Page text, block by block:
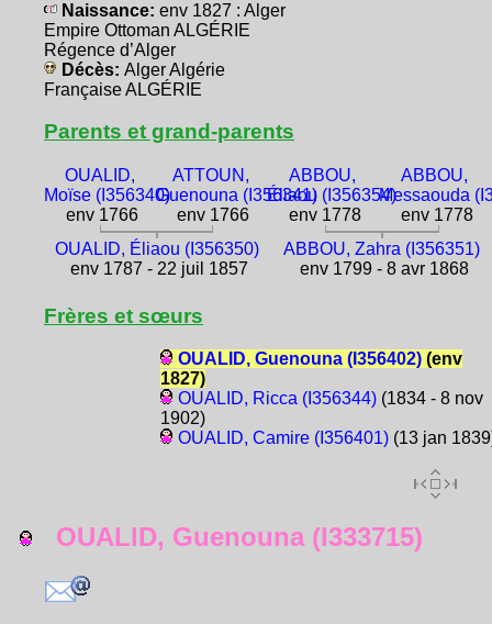
Naissance: env 1827 : Alger
Empire Ottoman ALGÉRIE
Régence d’Alger
Décès: Alger Algérie
Française ALGÉRIE
Parents et grand-parents
OUALID,
Moïse (I356340)
env 1766
ATTOUN,
Guenouna (I356341)
env 1766
ABBOU,
Éliaou (I356354)
env 1778
ABBOU,
Messaouda
env 1778
OUALID, Éliaou (I356350)
env 1787 - 22 juil 1857
ABBOU, Zahra (I356351)
env 1799 - 8 avr 1868
Frères et sœurs
OUALID, Guenouna (I356402)(env
1827)
OUALID, Ricca (I356344)(1834 - 8 nov
1902)
OUALID, Camire (I356401)(13 jan
OUALID, Guenouna (I333715)